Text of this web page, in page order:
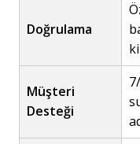
Doğrulama
Müşteri
Desteği